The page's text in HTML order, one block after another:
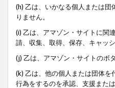
(h) 乙は、いかなる個人または
りません。
(i) 乙は、アマゾン・サイトに関
請、収集、取得、保存、キャッ
(j) 乙は、アマゾン・サイトのボ
(k) 乙は、他の個人または団体
行為をするのを承認、支援また